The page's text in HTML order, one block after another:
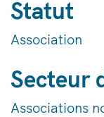
Statut
Association
Secteur
Associations